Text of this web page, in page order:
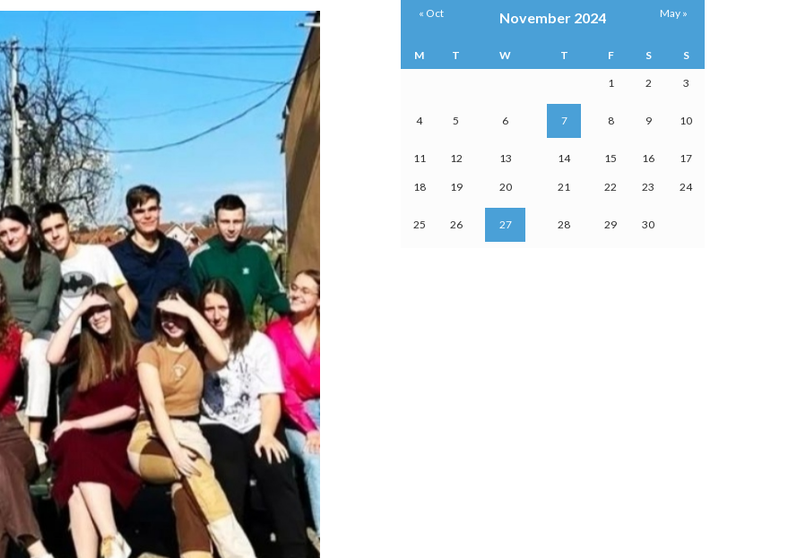
November 2024
M T W T F S S
1 2 3
4 5 6 7 8 9 10
11 12 13 14 15 16 17
18 19 20 21 22 23 24
25 26 27 28 29 30
« Oct May »